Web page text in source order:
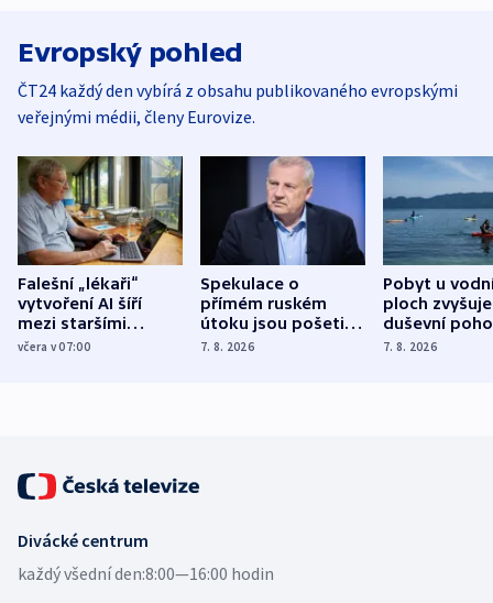
Evropský pohled
ČT24 každý den vybírá z obsahu publikovaného evropskými
veřejnými médii, členy Eurovize.
Falešní „lékaři“
vytvoření AI šíří
mezi staršími
Poláky nebezpečné
včera v 07:00
Spekulace o
přímém ruském
útoku jsou pošetilé,
míní estonský
7. 8. 2026
Pobyt u
ploch zvyšuje
duševní
ukázala
7. 8. 2026
Divácké centrum
každý všední den:8:00—16:00 hodin